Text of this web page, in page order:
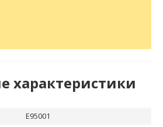
характеристики
E95001